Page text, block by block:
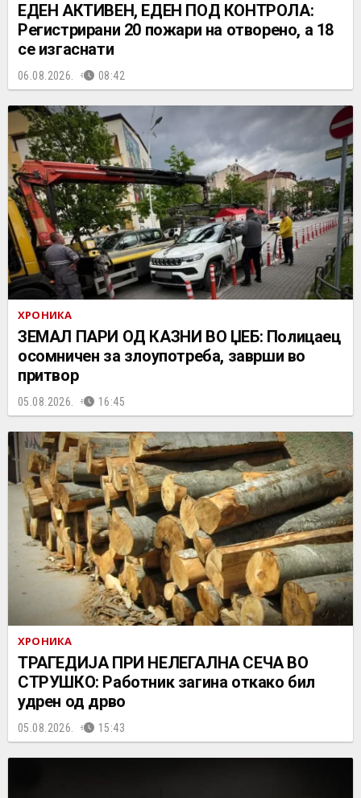
ЕДЕН АКТИВЕН, ЕДЕН ПОД КОНТРОЛА:
Регистрирани 20 пожари на отворено, a 18
се изгаснати
06.08.2026. 08:42
ХРОНИКА
ЗЕМАЛ ПАРИ ОД КАЗНИ ВО ЏЕБ: Полицаец
осомничен за злоупотреба, заврши во
притвор
05.08.2026. 16:45
ХРОНИКА
ТРАГЕДИЈА ПРИ НЕЛЕГАЛНА СЕЧА ВО
СТРУШКО: Работник загина откако бил
удрен од дрво
05.08.2026. 15:43